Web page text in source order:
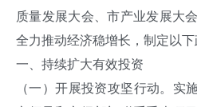
质量发展大会、市产业发展大
全力推动经济稳增长，制定以下
一、持续扩大有效投资
（一）开展投资攻坚行动。实